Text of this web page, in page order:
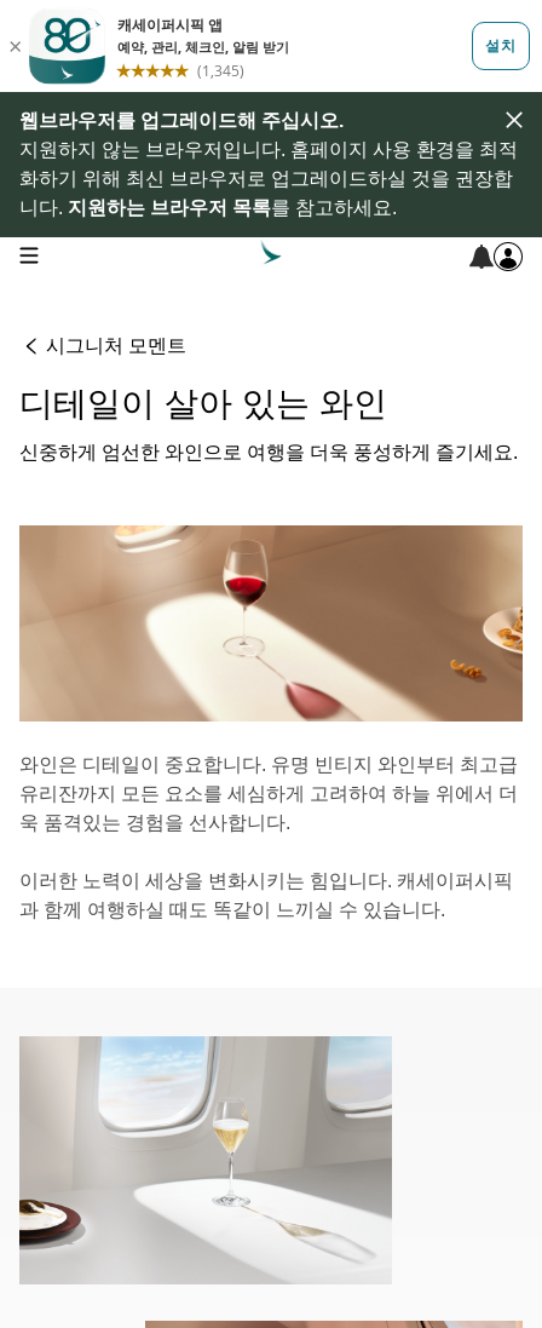
웹브라우저를 업그레이드해 주십시오.
지원하지 않는 브라우저입니다. 홈페이지 사용 환경을 최적
화하기 위해 최신 브라우저로 업그레이드하실 것을 권장합
니다. 지원하는 브라우저 목록를 참고하세요.
open navigation menu
시그니처 모멘트
디테일이 살아 있는 와인
신중하게 엄선한 와인으로 여행을 더욱 풍성하게 즐기세요.
와인은 디테일이 중요합니다. 유명 빈티지 와인부터 최고급
유리잔까지 모든 요소를 세심하게 고려하여 하늘 위에서 더
욱 품격있는 경험을 선사합니다.
이러한 노력이 세상을 변화시키는 힘입니다. 캐세이퍼시픽
과 함께 여행하실 때도 똑같이 느끼실 수 있습니다.